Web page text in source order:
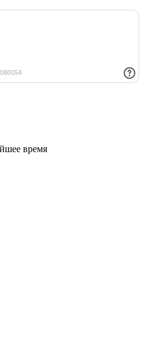
время